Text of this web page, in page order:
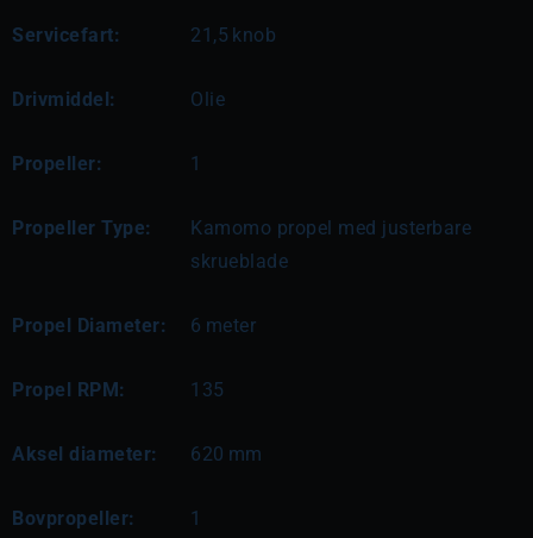
Servicefart: 21,5 knob
Drivmiddel: Olie
Propeller: 1
Propeller Type:
Kamomo propel med justerbare
skrueblade
Propel Diameter: 6 meter
Propel RPM: 135
Aksel diameter: 620 mm
Bovpropeller: 1